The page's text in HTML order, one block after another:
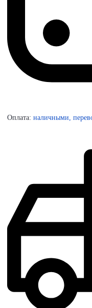
Оплата: наличными,